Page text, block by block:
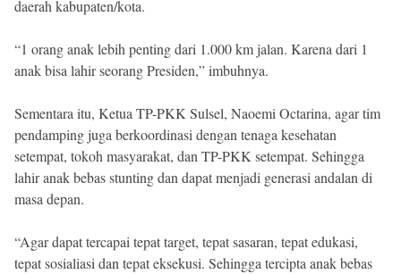
daerah kabupaten/kota.
“1 orang anak lebih penting dari 1.000 km jalan. Karena dari 1
anak bisa lahir seorang Presiden,” imbuhnya.
Sementara itu, Ketua TP-PKK Sulsel, Naoemi Octarina, agar tim
pendamping juga berkoordinasi dengan tenaga kesehatan
setempat, tokoh masyarakat, dan TP-PKK setempat. Sehingga
lahir anak bebas stunting dan dapat menjadi generasi andalan di
masa depan.
“Agar dapat tercapai tepat target, tepat sasaran, tepat edukasi,
tepat sosialiasi dan tepat eksekusi. Sehingga tercipta anak bebas